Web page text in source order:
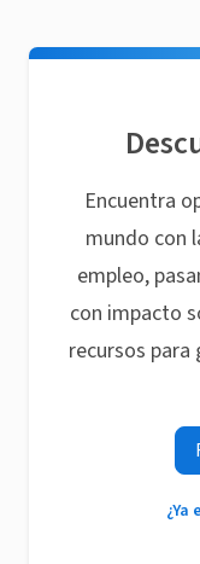
Encuentra
mundo con
empleo,
con impacto
recursos